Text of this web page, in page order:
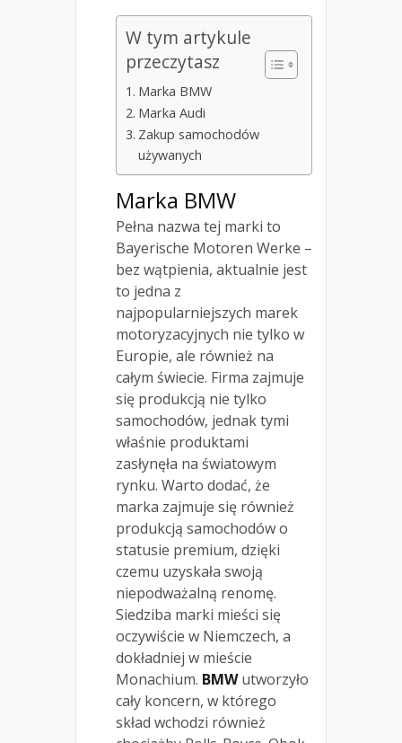
W tym artykule
przeczytasz
Marka BMW
Marka Audi
Zakup samochodów
używanych
Marka BMW
Pełna nazwa tej marki to
Bayerische Motoren Werke –
bez wątpienia, aktualnie jest
to jedna z
najpopularniejszych marek
motoryzacyjnych nie tylko w
Europie, ale również na
całym świecie. Firma zajmuje
się produkcją nie tylko
samochodów, jednak tymi
właśnie produktami
zasłynęła na światowym
rynku. Warto dodać, że
marka zajmuje się również
produkcją samochodów o
statusie premium, dzięki
czemu uzyskała swoją
niepodważalną renomę.
Siedziba marki mieści się
oczywiście w Niemczech, a
dokładniej w mieście
Monachium. BMWutworzyło
cały koncern, w którego
skład wchodzi również